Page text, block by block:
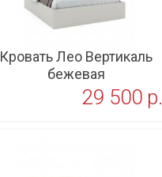
Кровать Лео Вертикаль
бежевая
29 500 p.